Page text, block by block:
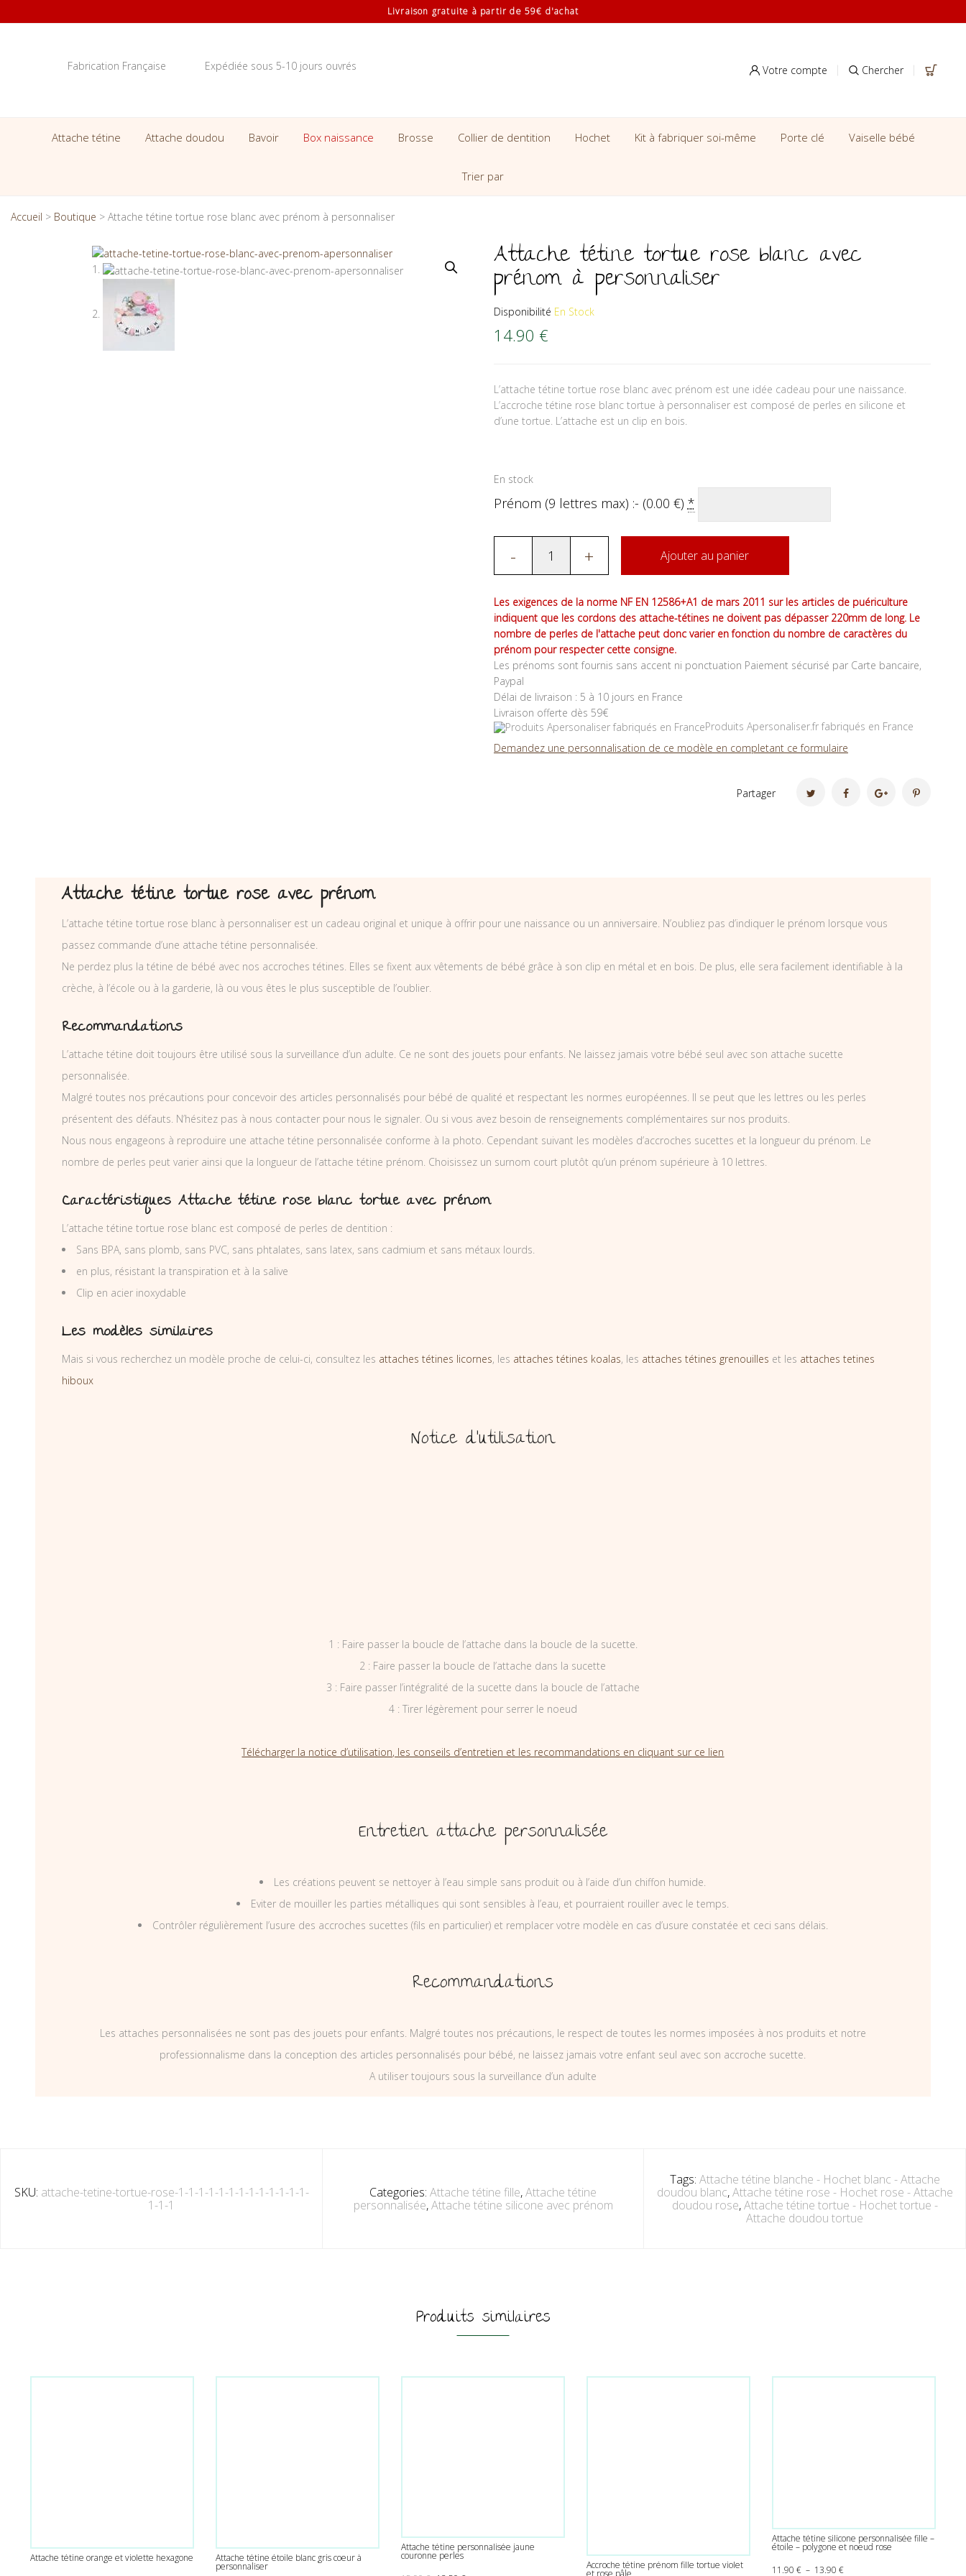
Livraison gratuite à partir de 59€ d'achat
Fabrication Française Expédiée sous 5-10 jours ouvrés Votre compte Chercher
Attache tétine Attache doudou Bavoir Box naissance Brosse Collier de dentition Hochet Kit à fabriquer soi-même Porte clé Vaiselle bébé
Trier par
Accueil > Boutique > Attache tétine tortue rose blanc avec prénom à personnaliser
Attache tétine tortue rose blanc avec
prénom à personnaliser
Disponibilité En Stock
14.90 €
L’attache tétine tortue rose blanc avec prénom est une idée cadeau pour une naissance.
L’accroche tétine rose blanc tortue à personnaliser est composé de perles en silicone et
d’une tortue. L’attache est un clip en bois.
En stock
Prénom (9 lettres max) :- (0.00 €) *
- + Ajouter au panier
Les exigences de la norme NF EN 12586+A1 de mars 2011 sur les articles de puériculture
indiquent que les cordons des attache-tétines ne doivent pas dépasser 220mm de long. Le
nombre de perles de l'attache peut donc varier en fonction du nombre de caractères du
prénom pour respecter cette consigne.
Les prénoms sont fournis sans accent ni ponctuation Paiement sécurisé par Carte bancaire,
Paypal
Délai de livraison : 5 à 10 jours en France
Livraison offerte dès 59€
Produits Apersonaliser.fr fabriqués en France
Demandez une personnalisation de ce modèle en completant ce formulaire
Partager
Attache tétine tortue rose avec prénom
L’attache tétine tortue rose blanc à personnaliser est un cadeau original et unique à offrir pour une naissance ou un anniversaire. N’oubliez pas d’indiquer le prénom lorsque vous
passez commande d’une attache tétine personnalisée.
Ne perdez plus la tétine de bébé avec nos accroches tétines. Elles se fixent aux vêtements de bébé grâce à son clip en métal et en bois. De plus, elle sera facilement identifiable à la
crèche, à l’école ou à la garderie, là ou vous êtes le plus susceptible de l’oublier.
Recommandations
L’attache tétine doit toujours être utilisé sous la surveillance d’un adulte. Ce ne sont des jouets pour enfants. Ne laissez jamais votre bébé seul avec son attache sucette
personnalisée.
Malgré toutes nos précautions pour concevoir des articles personnalisés pour bébé de qualité et respectant les normes européennes. Il se peut que les lettres ou les perles
présentent des défauts. N’hésitez pas à nous contacter pour nous le signaler. Ou si vous avez besoin de renseignements complémentaires sur nos produits.
Nous nous engageons à reproduire une attache tétine personnalisée conforme à la photo. Cependant suivant les modèles d’accroches sucettes et la longueur du prénom. Le
nombre de perles peut varier ainsi que la longueur de l’attache tétine prénom. Choisissez un surnom court plutôt qu’un prénom supérieure à 10 lettres.
Caractéristiques Attache tétine rose blanc tortue avec prénom
L’attache tétine tortue rose blanc est composé de perles de dentition :
Sans BPA, sans plomb, sans PVC, sans phtalates, sans latex, sans cadmium et sans métaux lourds.
en plus, résistant la transpiration et à la salive
Clip en acier inoxydable
Les modèles similaires
Mais si vous recherchez un modèle proche de celui-ci, consultez les attaches tétines licornes, les attaches tétines koalas, les attaches tétines grenouilles et les attaches tetines
hiboux
Notice d’utilisation
1 : Faire passer la boucle de l’attache dans la boucle de la sucette.
2 : Faire passer la boucle de l’attache dans la sucette
3 : Faire passer l’intégralité de la sucette dans la boucle de l’attache
4 : Tirer légèrement pour serrer le noeud
Télécharger la notice d’utilisation, les conseils d’entretien et les recommandations en cliquant sur ce lien
Entretien attache personnalisée
Les créations peuvent se nettoyer à l’eau simple sans produit ou à l’aide d’un chiffon humide.
Eviter de mouiller les parties métalliques qui sont sensibles à l’eau, et pourraient rouiller avec le temps.
Contrôler régulièrement l’usure des accroches sucettes (fils en particulier) et remplacer votre modèle en cas d’usure constatée et ceci sans délais.
Recommandations
Les attaches personnalisées ne sont pas des jouets pour enfants. Malgré toutes nos précautions, le respect de toutes les normes imposées à nos produits et notre
professionnalisme dans la conception des articles personnalisés pour bébé, ne laissez jamais votre enfant seul avec son accroche sucette.
A utiliser toujours sous la surveillance d’un adulte
SKU: attache-tetine-tortue-rose-1-1-1-1-1-1-1-1-1-1-1-1-1-
1-1-1
Categories: Attache tétine fille,Attache tétine
personnalisée,Attache tétine silicone avec prénom
Tags: Attache tétine blanche - Hochet blanc - Attache
doudou blanc,Attache tétine rose - Hochet rose - Attache
doudou rose,Attache tétine tortue - Hochet tortue -
Attache doudou tortue
Produits similaires
Attache tétine orange et violette hexagone Attache tétine étoile blanc gris coeur à
personnaliser
Attache tétine personnalisée jaune
couronne perles
Accroche tétine prénom fille tortue violet
et rose pâle
Attache tétine silicone personnalisée fille –
étoile – polygone et noeud rose
11.90 € – 13.90 €Plage de prix : 11.90 € à 13.90